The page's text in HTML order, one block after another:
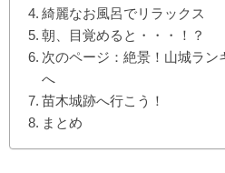
綺麗なお風呂でリラックス
朝、目覚めると・・・！？
次のページ：絶景！山城ラン
へ
苗木城跡へ行こう！
まとめ